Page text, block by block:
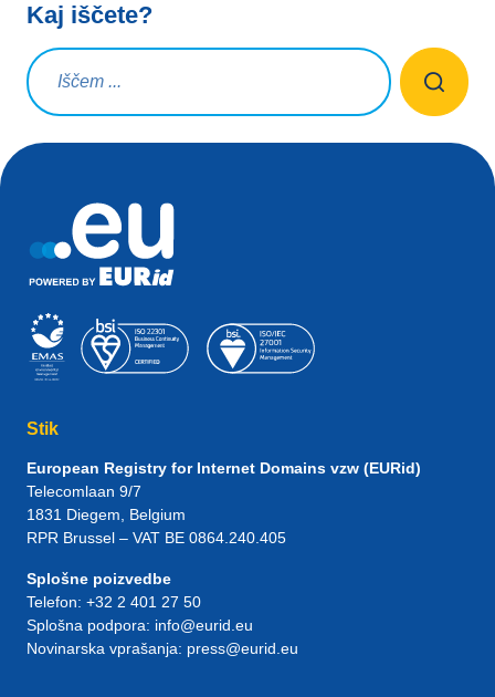
Kaj iščete?
Iskalna poizvedba
Stik
European Registry for Internet Domains vzw (EURid)
Telecomlaan 9/7
1831 Diegem , Belgium
RPR Brussel – VAT BE 0864.240.405
Splošne poizvedbe
Telefon: +32 2 401 27 50
Splošna podpora: info@eurid.eu
Novinarska vprašanja: press@eurid.eu